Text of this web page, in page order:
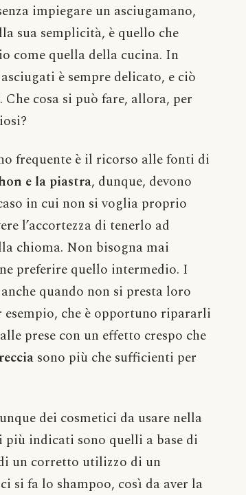
impiegare un asciugamano,
sua semplicità, è quello che
come quella della cucina. In
è sempre delicato, e ciò
cosa si può fare, allora, per
frequente è il ricorso alle fonti di
e la piastra, dunque, devono
in cui non si voglia proprio
l’accortezza di tenerlo ad
chioma. Non bisogna mai
preferire quello intermedio. I
quando non si presta loro
esempio, che è opportuno ripararli
prese con un effetto crespo che
sono più che sufficienti per
dei cosmetici da usare nella
indicati sono quelli a base di
un corretto utilizzo di un
si fa lo shampoo, così da aver la